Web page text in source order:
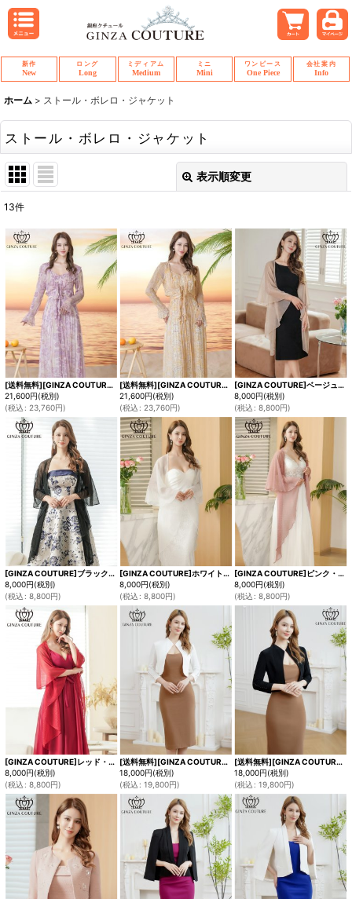
新作
New
ロング
Long
ミディアム
Medium
ミニ
Mini
ワンピース
One Piece
会社案内
Info
ホーム > ストール・ボレロ・ジャケット
ストール・ボレロ・ジャケット
表示順変更
並び順:
絞り込む
13件
[送料無料][GINZA COUTURE]パープル・イエロー・シフォン・プリント・フリル・長袖・ボレロ[即日発送][大きいサイズあり]
21,600円(税別)
(税込: 23,760円)
[送料無料][GINZA COUTURE]イエロー・パープル・シフォン・プリント・フリル・長袖・ボレロ[即日発送][大きいサイズあり]
21,600円(税別)
(税込: 23,760円)
[GINZA COUTURE]ベージュ・ブラック・ホワイト・ピンク・レッド・金糸・シンプル・エレガント・パーティー・三角・ショール・ストール[即日発送]
8,000円(税別)
(税込: 8,800円)
[GINZA COUTURE]ブラック・ホワイト・ピンク・レッド・ベージュ・金糸・シンプル・エレガント・パーティー・三角・ショール・ストール[即日発送]
8,000円(税別)
(税込: 8,800円)
[GINZA COUTURE]ホワイト・ピンク・レッド・ベージュ・ブラック・金糸・シンプル・エレガント・パーティー・三角・ショール・ストール[即日発送]
8,000円(税別)
(税込: 8,800円)
[GINZA COUTURE]ピンク・レッド・ベージュ・ブラック・ホワイト・金糸・シンプル・エレガント・パーティー・三角・ショール・ストール[即日発送]
8,000円(税別)
(税込: 8,800円)
[GINZA COUTURE]レッド・ベージュ・ブラック・ホワイト・ピンク・金糸・シンプル・エレガント・パーティー・三角・ショール・ストール[即日発送]
8,000円(税別)
(税込 : 8,800円)
[送料無料][GINZA COUTURE]ホワイト・ブラック・ワンカラー・シンプル・無地・くるみボタン・ストレッチ・ジャケット風・ボレロ[即日発送][大きいサイズあり]
18,000円(税別)
(税込 : 19,800円)
[送料無料][GINZA COUTURE]ブラック・ホワイト・ワンカラー・シンプル・無地・くるみボタン・ストレッチ・ジャケット風・ボレロ[即日発送][大きいサイズあり]
18,000円(税別)
(税込 : 19,800円)